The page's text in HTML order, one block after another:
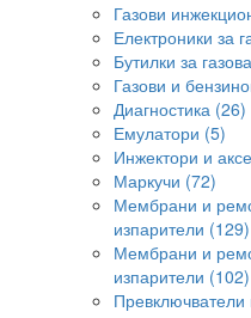
Газови
Електроники за
Бутилки за
Газови и
Диагностика (26)
Емулатори (5)
Инжектори и
Маркучи (72)
Мембрани и
изпарители (129)
Мембрани и
изпарители (102)
Превключватели